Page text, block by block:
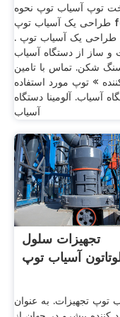
توپ آسیاب توپ نحوه
طراحی یک آسیاب توپ fuai.
طراحی یک آسیاب توپ .
ساز از دستگاه آسیاب
شکن. تماس با تامین
» توپ مورد استفاده
آسیاب. آلومینا دستگاه
آسیاب
تجهیزات سلول
آسیاب توپ
توپ تجهیزات. به عنوان